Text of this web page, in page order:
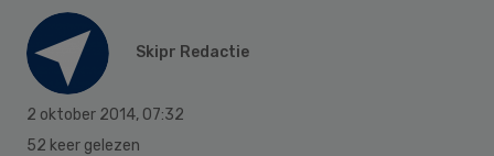
Skipr Redactie
2 oktober 2014, 07:32
52 keer gelezen